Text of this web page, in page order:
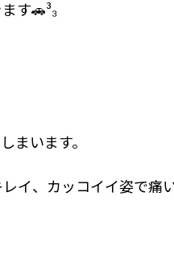
す🚗³₃
まいます。
イ、カッコイイ姿で痛